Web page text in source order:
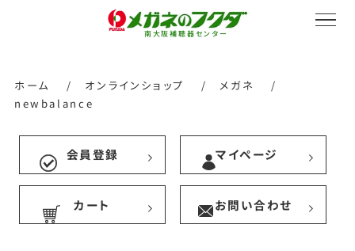
南大阪補聴器センター
サービス紹介
ホーム / オンラインショップ / メガネ
/
newbalance
会員登録 マイページ
カート お問い合わせ